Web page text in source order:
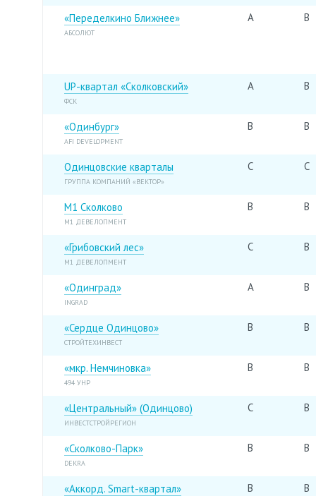
«Переделкино Ближнее»
АБСОЛЮТ
A B
UP-квартал «Сколковский»
ФСК
A B
«Одинбург»
AFI DEVELOPMENT
B B
Одинцовские кварталы
ГРУППА КОМПАНИЙ «ВЕКТОР»
C C
М1 Сколково
М1 ДЕВЕЛОПМЕНТ
B B
«Грибовский лес»
М1 ДЕВЕЛОПМЕНТ
C B
«Одинград»
INGRAD
A B
«Сердце Одинцово»
СТРОЙТЕХИНВЕСТ
B B
«мкр. Немчиновка»
494 УНР
B B
«Центральный» (Одинцово)
ИНВЕСТСТРОЙРЕГИОН
C B
«Сколково-Парк»
DEKRA
B B
«Аккорд. Smart-квартал» B B